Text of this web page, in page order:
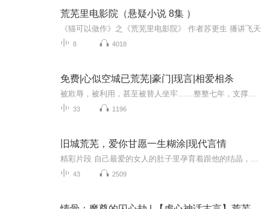
荒芜里电影院（悬疑小说 8集 ）
《猫可以做作》之《荒芜里电影院》 作者苏更生 播讲飞天
8 4018
免费|心似空城已荒芜|豪门|现言|相爱相杀
33 1196
旧城荒芜，爱你甘愿一生糊涂|现代言情
43 2509